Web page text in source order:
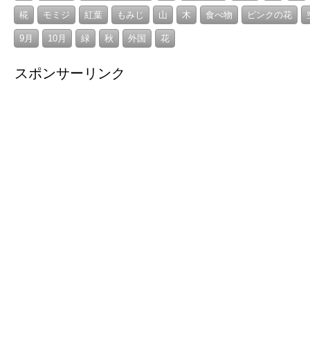
椛 モミジ 紅葉 もみじ 山 木 食べ物 ピンクの花
9月 10月 緑 秋 外国 花
スポンサーリンク